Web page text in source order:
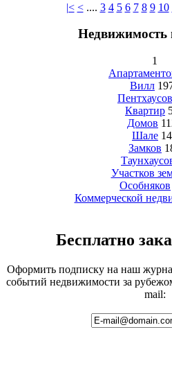
|< <.... 3 4 5 6 7 8 9 10
Недвижимость
1
Вилл
Пентхаусов
Квартир
Домов
Шале
Замков
Участков
Особняков
Коммерческой
Бесплатно
Оформить подписку на наш
событий недвижимости за
mail: